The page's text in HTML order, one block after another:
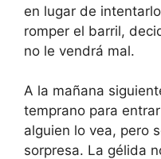
en lugar de
romper el barril,
no le vendrá mal.
A la mañana
temprano para
alguien lo vea, pero
sorpresa. La gélida